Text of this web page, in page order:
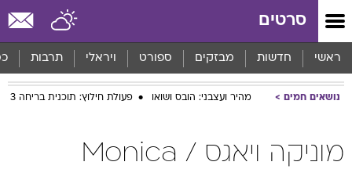
סרטים
ראשי חדשות מבזקים ספורט ויראלי תרבות
נושאים חמים מהיר ועצבני: הובס ושואו פעולת חילוץ: תוכנית בריחה 3
מוניקה ויאגס / Monica